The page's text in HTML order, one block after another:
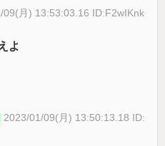
09(月) 13:53:03.16 ID:F2wIKnk
よ
2023/01/09(月) 13:50:13.18 ID: